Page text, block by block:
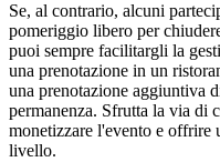
Se, al contrario, alcuni
pomeriggio libero per
puoi sempre facilitargli la
una prenotazione in un
una prenotazione aggiuntiva
permanenza. Sfrutta la via di
monetizzare l'evento e offrire
livello.